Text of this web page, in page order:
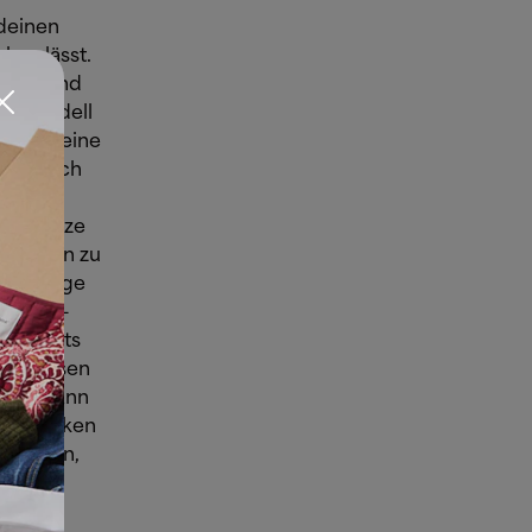
lässt.
so eine
Auch
und
Setze
wirken zu
enge
Prints
lassen
dann
wirken
tragen,